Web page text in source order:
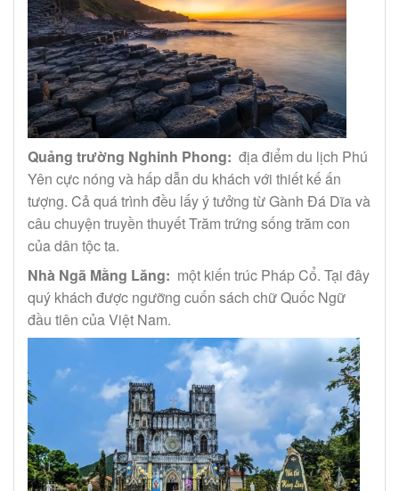
Quảng trường Nghinh Phong: địa điểm du lịch Phú
Yên cực nóng và hấp dẫn du khách với thiết kế ấn
tượng. Cả quá trình đều lấy ý tưởng từ Gành Đá Dĩa và
câu chuyện truyền thuyết Trăm trứng sống trăm con
của dân tộc ta.
Nhà Ngã Mằng Lăng: một kiến ​​trúc Pháp Cổ. Tại đây
quý khách được ngưỡng cuốn sách chữ Quốc Ngữ
đầu tiên của Việt Nam.